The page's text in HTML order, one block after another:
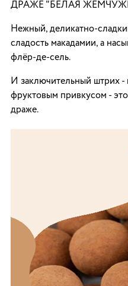
ДРАЖЕ "БЕЛАЯ
Нежный, деликатно-
сладость макадамии, а
флёр-де-сель.
И заключительный штрих -
фруктовым привкусом -
драже.